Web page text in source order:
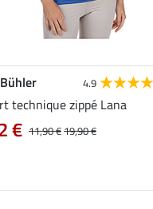
4.9
technique zippé Lana
11,90 €19,90 €
€